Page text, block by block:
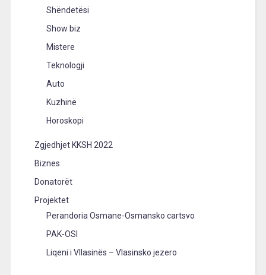
Shëndetësi
Show biz
Mistere
Teknologji
Auto
Kuzhinë
Horoskopi
Zgjedhjet KKSH 2022
Biznes
Donatorët
Projektet
Perandoria Osmane-Osmansko cartsvo
PAK-OSI
Liqeni i Vllasinës – Vlasinsko jezero